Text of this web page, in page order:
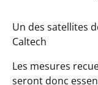
Un des satellites
Caltech
Les mesures
seront donc